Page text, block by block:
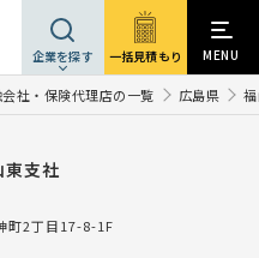
企業を探す 一括見積もり MENU
社・保険代理店の一覧 広島県
東支社
町2丁目17-8-1F